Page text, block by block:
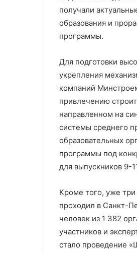
получали
образования и
программы.
Для подготовки
укрепления
компаний
привлечению
направленном на
системы среднего
образовательных
программы под
для выпускников 9-
Кроме того, уже
проходил в Санкт-
человек из 1 382
участников и
стало проведение